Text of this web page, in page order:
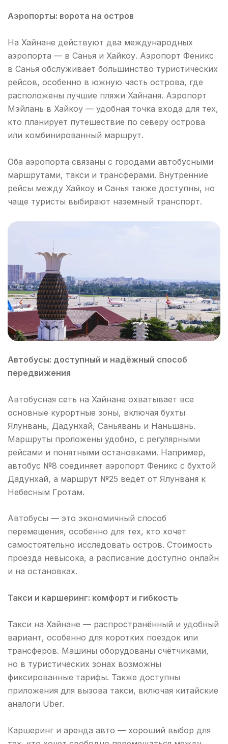
Аэропорты: ворота на остров
На Хайнане действуют два международных
аэропорта — в Санья и Хайкоу. Аэропорт Феникс
в Санья обслуживает большинство туристических
рейсов, особенно в южную часть острова, где
расположены лучшие пляжи Хайнаня. Аэропорт
Мэйлань в Хайкоу — удобная точка входа для тех,
кто планирует путешествие по северу острова
или комбинированный маршрут.
Оба аэропорта связаны с городами автобусными
маршрутами, такси и трансферами. Внутренние
рейсы между Хайкоу и Санья также доступны, но
чаще туристы выбирают наземный транспорт.
Автобусы: доступный и надёжный способ
передвижения
Автобусная сеть на Хайнане охватывает все
основные курортные зоны, включая бухты
Ялунвань, Дадунхай, Саньявань и Наньшань.
Маршруты проложены удобно, с регулярными
рейсами и понятными остановками. Например,
автобус №8 соединяет аэропорт Феникс с бухтой
Дадунхай, а маршрут №25 ведёт от Ялунваня к
Небесным Гротам.
Автобусы — это экономичный способ
перемещения, особенно для тех, кто хочет
самостоятельно исследовать остров. Стоимость
проезда невысока, а расписание доступно онлайн
и на остановках.
Такси и каршеринг: комфорт и гибкость
Такси на Хайнане — распространённый и удобный
вариант, особенно для коротких поездок или
трансферов. Машины оборудованы счётчиками,
но в туристических зонах возможны
фиксированные тарифы. Также доступны
приложения для вызова такси, включая китайские
аналоги Uber.
Каршеринг и аренда авто — хороший выбор для